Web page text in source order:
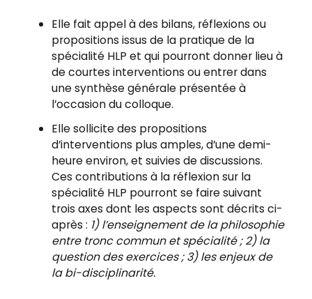
Elle fait appel à des bilans, réflexions ou
propositions issus de la pratique de la
spécialité HLP et qui pourront donner lieu à
de courtes interventions ou entrer dans
une synthèse générale présentée à
l’occasion du colloque.
Elle sollicite des propositions
d’interventions plus amples, d’une demi-
heure environ, et suivies de discussions.
Ces contributions à la réflexion sur la
spécialité HLP pourront se faire suivant
trois axes dont les aspects sont décrits ci-
après : 1) l’enseignement de la philosophie
entre tronc commun et spécialité ; 2) la
question des exercices ; 3) les enjeux de
la bi-disciplinarité.